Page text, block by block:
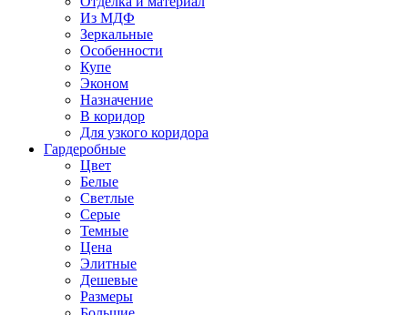
Из МДФ
Зеркальные
Особенности
Купе
Эконом
Назначение
В коридор
Для узкого коридора
Гардеробные
Цвет
Белые
Светлые
Серые
Темные
Цена
Элитные
Дешевые
Размеры